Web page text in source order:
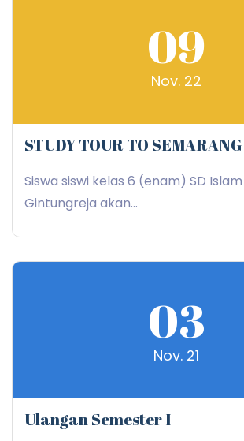
09
Nov. 22
STUDY TOUR TO SEMARANG
Siswa siswi kelas 6 (enam) SD
Gintungreja akan...
03
Nov. 21
Ulangan Semester I